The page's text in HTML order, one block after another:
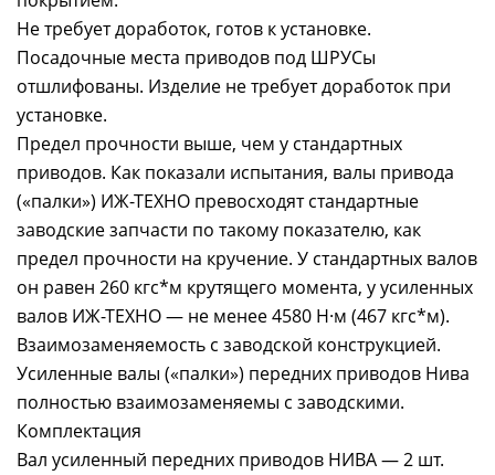
Не требует доработок, готов к установке.
Посадочные места приводов под ШРУСы
отшлифованы. Изделие не требует доработок при
установке.
Предел прочности выше, чем у стандартных
приводов. Как показали испытания, валы привода
(«палки») ИЖ-ТЕХНО превосходят стандартные
заводские запчасти по такому показателю, как
предел прочности на кручение. У стандартных валов
он равен 260 кгс*м крутящего момента, у усиленных
валов ИЖ-ТЕХНО — не менее 4580 Н·м (467 кгс*м).
Взаимозаменяемость с заводской конструкцией.
Усиленные валы («палки») передних приводов Нива
полностью взаимозаменяемы с заводскими.
Комплектация
Вал усиленный передних приводов НИВА — 2 шт.